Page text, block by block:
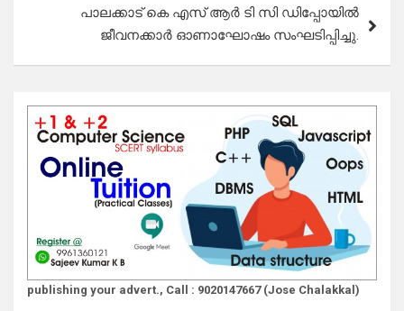
പാലക്കാട് കെ എസ് ആർ ടി സി ഡിപ്പോയിൽ
ജീവനക്കാർ ഓണാഘോഷം സംഘടിപ്പിച്ചു.
publishing your advert., Call : 9020147667 (Jose Chalakkal)